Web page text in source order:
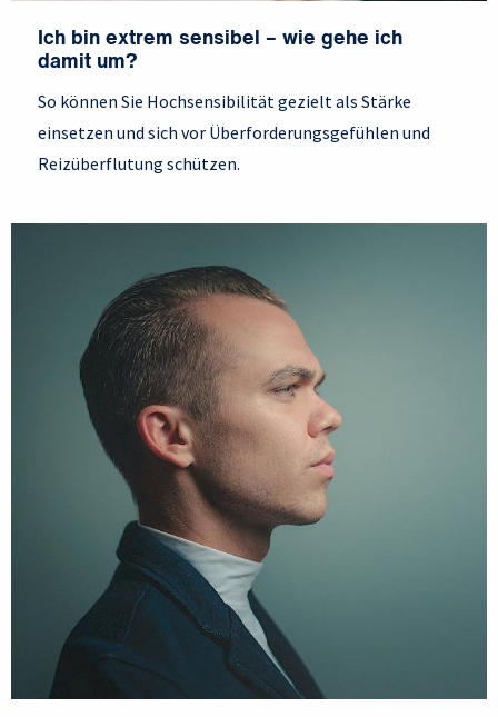
Ich bin extrem sensibel – wie gehe ich
damit um?
So können Sie Hochsensibilität gezielt als Stärke
einsetzen und sich vor Überforderungsgefühlen und
Reizüberflutung schützen.